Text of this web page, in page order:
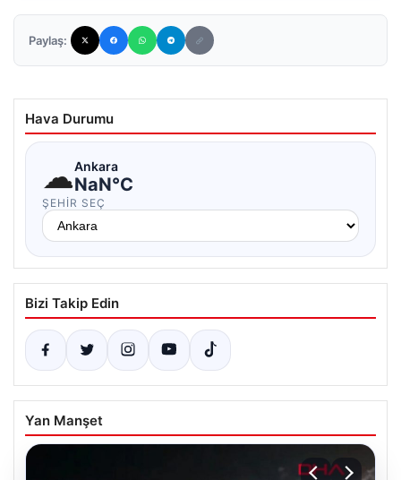
Paylaş:
Hava Durumu
☁Ankara
NaN°C
ŞEHIR SEÇ
Bizi Takip Edin
Yan Manşet